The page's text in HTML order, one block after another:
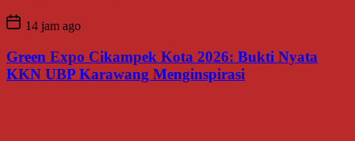
14 jam ago
Green Expo Cikampek Kota 2026: Bukti Nyata
KKN UBP Karawang Menginspirasi